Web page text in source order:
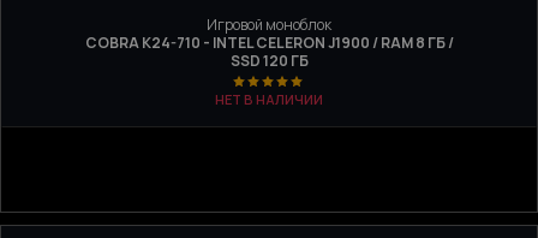
Игровой моноблок
COBRA K24-710 - INTEL CELERON J1900 / RAM 8 ГБ /
SSD 120 ГБ
НЕТ В НАЛИЧИИ